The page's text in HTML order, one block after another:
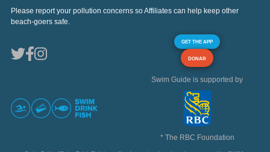
Please report your pollution concerns so Affiliates can help keep other
beach-goers safe.
GET THE APP
DONAR
Swim Guide is supported by
* The RBC Foundation